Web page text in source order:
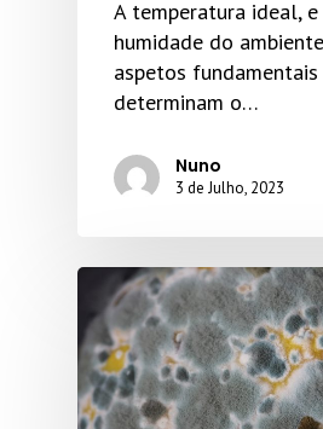
A temperatura ideal,
humidade do
aspetos
determinam o…
Nuno
3 de Julho, 2023